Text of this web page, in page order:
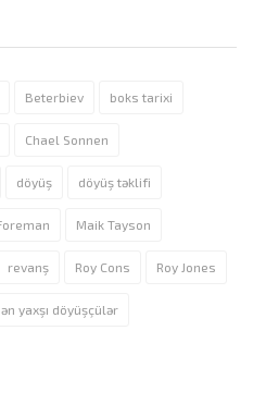
Beterbiev boks tarixi
Chael Sonnen
döyüş döyüş təklifi
Maik Tayson
revanş Roy Cons Roy Jones
ən yaxşı döyüşçülər